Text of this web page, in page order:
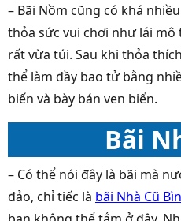
– Bãi Nồm cũng có khá
thỏa sức vui chơi như lái
rất vừa túi. Sau khi thỏa
thể làm đầy bao tử bằng
biến và bày bán ven biển.
Bãi
– Có thể nói đây là bãi mà
đảo, chỉ tiếc là bãi Nhà Cũ